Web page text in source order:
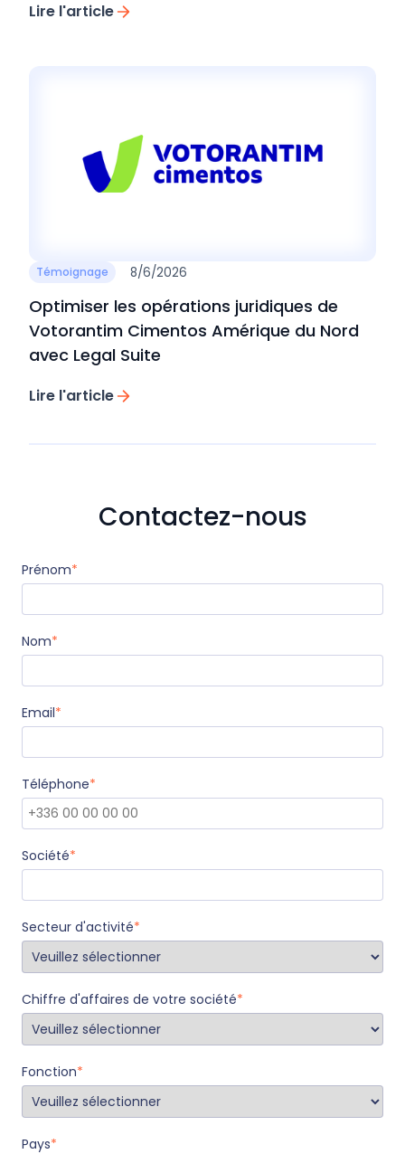
Lire l'article
Témoignage 8/6/2026
Optimiser les opérations juridiques de
Votorantim Cimentos Amérique du Nord
avec Legal Suite
Lire l'article
Contactez-nous
Prénom*
Nom*
Email*
Téléphone*
Société*
Secteur d'activité*
Chiffre d'affaires de votre société*
Fonction*
Pays*